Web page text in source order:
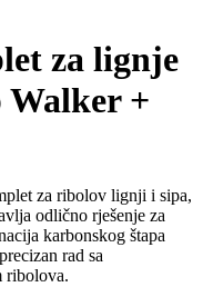
za lignje
+
za ribolov lignji i sipa,
odlično rješenje za
karbonskog štapa
rad sa
ribolova.